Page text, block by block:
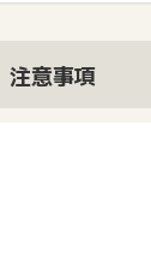
注意事項